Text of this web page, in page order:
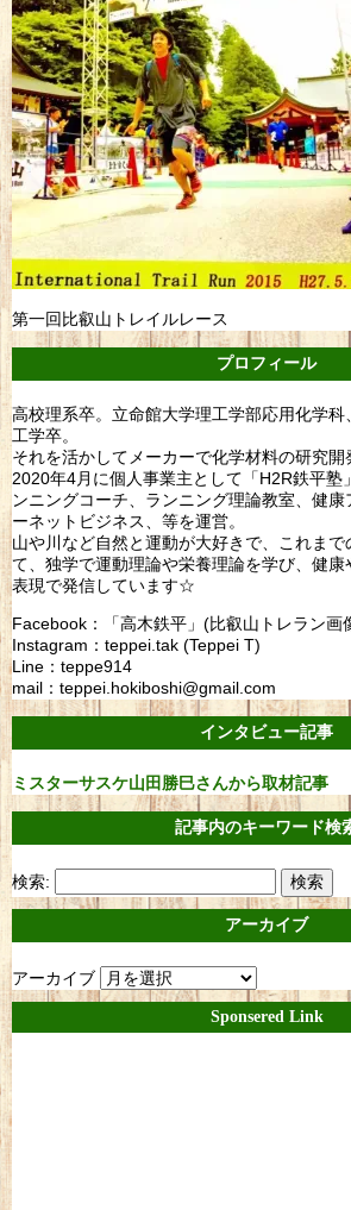
第一回比叡山トレイルレース
プロフィール
高校理系卒。立命館大学理工学部応用化学
工学卒。
それを活かしてメーカーで化学材料の研究開
2020年4月に個人事業主として「H2R鉄平塾
ンニングコーチ、ランニング理論教室、健康
ーネットビジネス、等を運営。
山や川など自然と運動が大好きで、これまで
て、独学で運動理論や栄養理論を学び、健
表現で発信しています☆
Facebook：「高木鉄平」(比叡山トレラン画
Instagram：teppei.tak (Teppei T)
Line：teppe914
mail：teppei.hokiboshi@gmail.com
インタビュー記事
ミスターサスケ山田勝巳さんから取材記事
記事内のキーワード検
検索:
アーカイブ
アーカイブ
Sponsered Link